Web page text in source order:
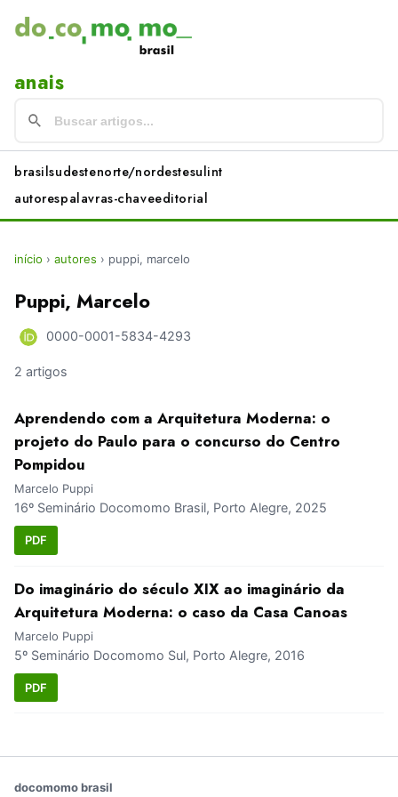
anais
brasilsudestenorte/nordestesulint
autorespalavras-chaveeditorial
início › autores › puppi, marcelo
Puppi, Marcelo
0000-0001-5834-4293
2 artigos
Aprendendo com a Arquitetura Moderna: o
projeto do Paulo para o concurso do Centro
Pompidou
Marcelo Puppi
16º Seminário Docomomo Brasil, Porto Alegre, 2025
PDF
Do imaginário do século XIX ao imaginário da
Arquitetura Moderna: o caso da Casa Canoas
Marcelo Puppi
5º Seminário Docomomo Sul, Porto Alegre, 2016
PDF
docomomo brasil